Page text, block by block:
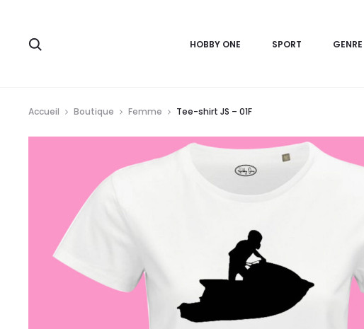
HOBBY ONE SPORT GENRE
Accueil Boutique Femme Tee-shirt JS – 01F